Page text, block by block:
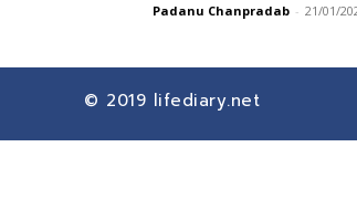
Padanu Chanpradab - 21/01/
© 2019 lifediary.net